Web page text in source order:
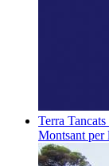
Terra
Montsant per